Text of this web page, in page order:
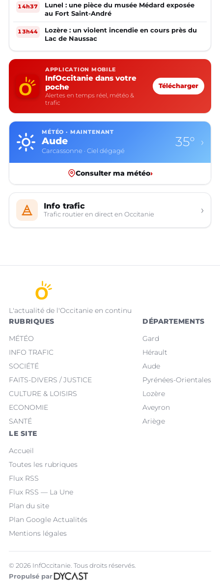
14h37
Lunel : une pièce du musée Médard exposée
au Fort Saint-André
13h44
Lozère : un violent incendie en cours près du
Lac de Naussac
APPLICATION MOBILE
InfOccitanie dans votre
poche
Alertes en temps réel, météo &
trafic
Télécharger
MÉTÉO · MAINTENANT
Aude
Carcassonne · Ciel dégagé
35° ›
Consulter ma météo›
Info trafic
Trafic routier en direct en Occitanie ›
L'actualité de l'Occitanie en continu
RUBRIQUES
MÉTÉO
INFO TRAFIC
SOCIÉTÉ
FAITS-DIVERS / JUSTICE
CULTURE & LOISIRS
ECONOMIE
SANTÉ
DÉPARTEMENTS
Gard
Hérault
Aude
Pyrénées-Orientales
Lozère
Aveyron
Ariège
LE SITE
Accueil
Toutes les rubriques
Flux RSS
Flux RSS — La Une
Plan du site
Plan Google Actualités
Mentions légales
© 2026 InfOccitanie. Tous droits réservés.
Propulsé par